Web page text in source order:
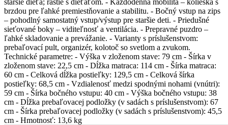
brzdou pre ľahké premiestňovanie a stabilitu. - Bočný vstup na zips
– pohodlný samostatný vstup/výstup pre staršie deti. - Priedušné
sieťované boky – viditeľnosť a ventilácia. - Prepravné puzdro –
ľahké skladovanie a prevážanie. - Varianty s príslušenstvom:
prebaľovací pult, organizér, kolotoč so svetlom a zvukom.
Technické parametre: - Výška v zloženom stave: 79 cm - Šírka v
zloženom stave: 22,5 cm - Dĺžka matraca: 114 cm - Šírka matraca:
60 cm - Celková dĺžka postieľky: 129,5 cm - Celková šírka
postieľky: 68,5 cm - Vzdialenosť medzi spodnými nohami (vnútri):
59 cm - Šírka bočného vstupu: 40 cm - Výška bočného vstupu: 38
cm - Dĺžka prebaľovacej podložky (v sadách s príslušenstvom): 67
cm - Šírka prebaľovacej podložky (v sadách s príslušenstvom): 45,5
cm - Hmotnosť: 13,6 kg